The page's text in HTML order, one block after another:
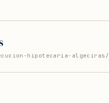
hipotecaria-algeciras/